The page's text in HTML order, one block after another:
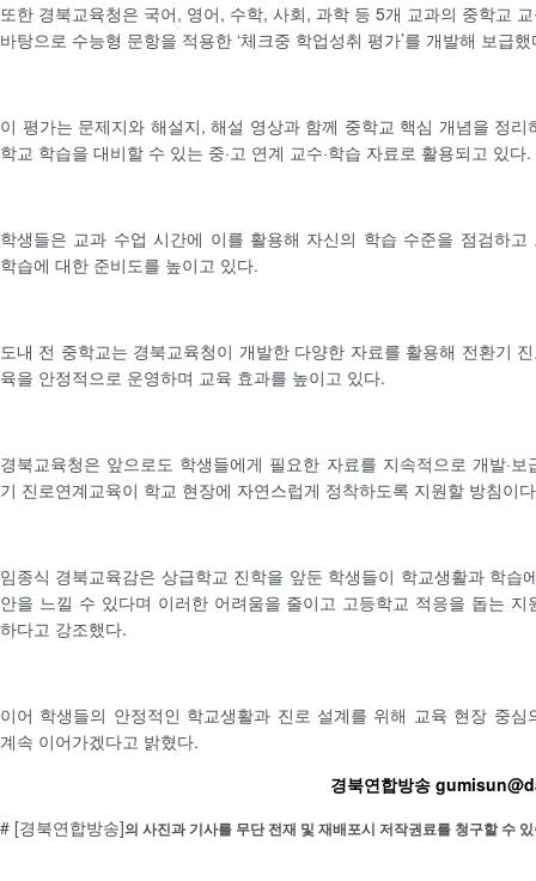
또한 경북교육청은 국어, 영어, 수학, 사회, 과학 등 5개 교과의 중학교
바탕으로 수능형 문항을 적용한 ‘체크중 학업성취 평가’를 개발해 보급했
이 평가는 문제지와 해설지, 해설 영상과 함께 중학교 핵심 개념을 정리
학교 학습을 대비할 수 있는 중·고 연계 교수·학습 자료로 활용되고 있다.
학생들은 교과 수업 시간에 이를 활용해 자신의 학습 수준을 점검하고
학습에 대한 준비도를 높이고 있다.
도내 전 중학교는 경북교육청이 개발한 다양한 자료를 활용해 전환기
육을 안정적으로 운영하며 교육 효과를 높이고 있다.
경북교육청은 앞으로도 학생들에게 필요한 자료를 지속적으로 개발·보
기 진로연계교육이 학교 현장에 자연스럽게 정착하도록 지원할 방침이
임종식 경북교육감은 상급학교 진학을 앞둔 학생들이 학교생활과 학습
안을 느낄 수 있다며 이러한 어려움을 줄이고 고등학교 적응을 돕는 지
하다고 강조했다.
이어 학생들의 안정적인 학교생활과 진로 설계를 위해 교육 현장 중심
계속 이어가겠다고 밝혔다.
경북연합방송
# [경북연합방송]의 사진과 기사를 무단 전재 및 재배포시 저작권료를 청구할 수